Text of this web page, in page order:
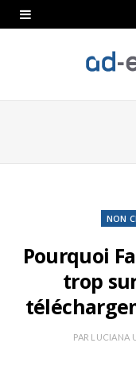
NON
Pourquoi
trop
PAR LUCIANA